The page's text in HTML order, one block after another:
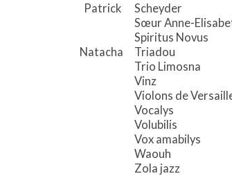
Patrick
Scheyder
Sœur Anne-
Spiritus Novus
Natacha
Triadou
Trio Limosna
Vinz
Violons de
Vocalys
Volubilis
Vox amabilys
Waouh
Zola jazz